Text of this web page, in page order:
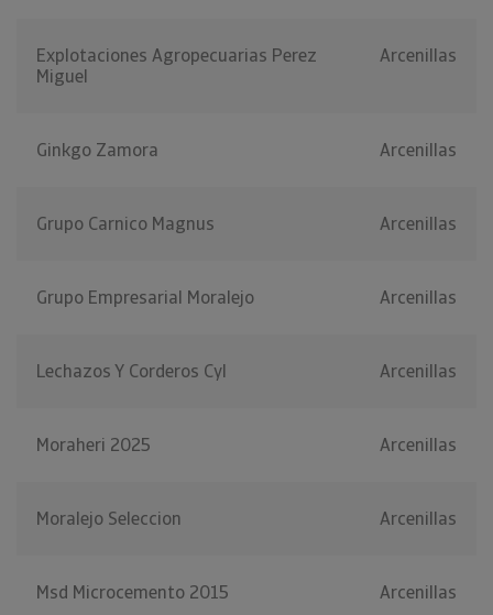
Explotaciones Agropecuarias Perez
Miguel
Arcenillas
Ginkgo Zamora Arcenillas
Grupo Carnico Magnus Arcenillas
Grupo Empresarial Moralejo Arcenillas
Lechazos Y Corderos Cyl Arcenillas
Moraheri 2025 Arcenillas
Moralejo Seleccion Arcenillas
Msd Microcemento 2015 Arcenillas